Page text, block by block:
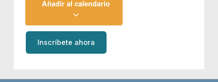
Inscríbete ahora